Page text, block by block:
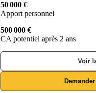
50 000 €
Apport personnel
500 000 €
CA potentiel après 2 ans
Voir